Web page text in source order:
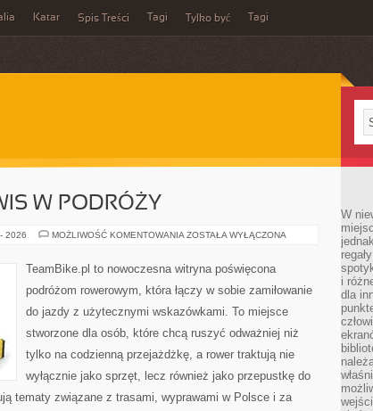
Katar Spis Treści Tagi Tylko być Tagi
W PODRÓŻY
2026 MOŻLIWOŚĆ KOMENTOWANIA TECHNIKA
W
PODRÓŻY
ZOSTAŁA WYŁĄCZONA
TeamBike.pl to nowoczesna witryna poświęcona
podróżom rowerowym, która łączy w sobie zamiłowanie
do jazdy z użytecznymi wskazówkami. To miejsce
stworzone dla osób, które chcą ruszyć odważniej niż
tylko na codzienną przejażdżkę, a rower traktują nie
wyłącznie jako sprzęt, lecz również jako przepustkę do
tematy związane z trasami, wyprawami w Polsce i za
W
i
dla